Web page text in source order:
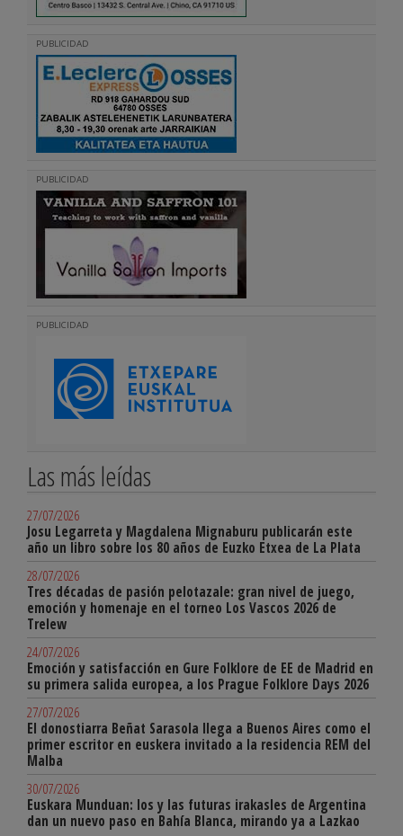
PUBLICIDAD
PUBLICIDAD
PUBLICIDAD
Las más leídas
27/07/2026
Josu Legarreta y Magdalena Mignaburu publicarán este
año un libro sobre los 80 años de Euzko Etxea de La Plata
28/07/2026
Tres décadas de pasión pelotazale: gran nivel de juego,
emoción y homenaje en el torneo Los Vascos 2026 de
Trelew
24/07/2026
Emoción y satisfacción en Gure Folklore de EE de Madrid en
su primera salida europea, a los Prague Folklore Days 2026
27/07/2026
El donostiarra Beñat Sarasola llega a Buenos Aires como el
primer escritor en euskera invitado a la residencia REM del
Malba
30/07/2026
Euskara Munduan: los y las futuras irakasles de Argentina
dan un nuevo paso en Bahía Blanca, mirando ya a Lazkao